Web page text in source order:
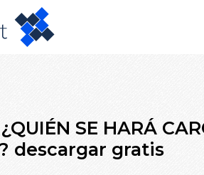
SE HARÁ
descargar gratis